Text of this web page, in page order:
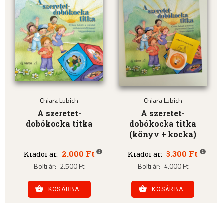
Chiara Lubich
A szeretet-
dobókocka titka
Kiadói ár: 2.000 Ft
Bolti ár: 2.500 Ft
KOSÁRBA
Chiara Lubich
A szeretet-
dobókocka titka
(könyv + kocka)
Kiadói ár: 3.300 Ft
Bolti ár: 4.000 Ft
KOSÁRBA